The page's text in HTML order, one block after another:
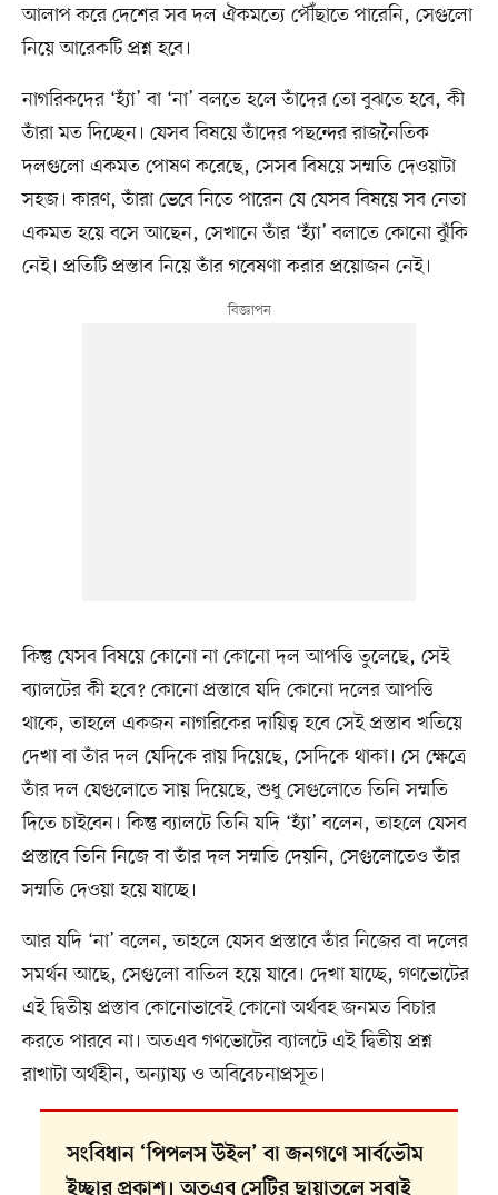
আলাপ করে দেশের সব দল ঐকমত্যে পৌঁছাতে পারেনি, সেগুলো
নিয়ে আরেকটি প্রশ্ন হবে।
নাগরিকদের ‘হ্যাঁ’ বা ‘না’ বলতে হলে তাঁদের তো বুঝতে হবে, কী
তাঁরা মত দিচ্ছেন। যেসব বিষয়ে তাঁদের পছন্দের রাজনৈতিক
দলগুলো একমত পোষণ করেছে, সেসব বিষয়ে সম্মতি দেওয়াটা
সহজ। কারণ, তাঁরা ভেবে নিতে পারেন যে যেসব বিষয়ে সব নেতা
একমত হয়ে বসে আছেন, সেখানে তাঁর ‘হ্যাঁ’ বলাতে কোনো ঝুঁকি
নেই। প্রতিটি প্রস্তাব নিয়ে তাঁর গবেষণা করার প্রয়োজন নেই।
কিন্তু যেসব বিষয়ে কোনো না কোনো দল আপত্তি তুলেছে, সেই
ব্যালটের কী হবে? কোনো প্রস্তাবে যদি কোনো দলের আপত্তি
থাকে, তাহলে একজন নাগরিকের দায়িত্ব হবে সেই প্রস্তাব খতিয়ে
দেখা বা তাঁর দল যেদিকে রায় দিয়েছে, সেদিকে থাকা। সে ক্ষেত্রে
তাঁর দল যেগুলোতে সায় দিয়েছে, শুধু সেগুলোতে তিনি সম্মতি
দিতে চাইবেন। কিন্তু ব্যালটে তিনি যদি ‘হ্যাঁ’ বলেন, তাহলে যেসব
প্রস্তাবে তিনি নিজে বা তাঁর দল সম্মতি দেয়নি, সেগুলোতেও তাঁর
সম্মতি দেওয়া হয়ে যাচ্ছে।
আর যদি ‘না’ বলেন, তাহলে যেসব প্রস্তাবে তাঁর নিজের বা দলের
সমর্থন আছে, সেগুলো বাতিল হয়ে যাবে। দেখা যাচ্ছে, গণভোটের
এই দ্বিতীয় প্রস্তাব কোনোভাবেই কোনো অর্থবহ জনমত বিচার
করতে পারবে না। অতএব গণভোটের ব্যালটে এই দ্বিতীয় প্রশ্ন
রাখাটা অর্থহীন, অন্যায্য ও অবিবেচনাপ্রসূত।
সংবিধান ‘পিপলস উইল’ বা জনগণে সার্বভৌম